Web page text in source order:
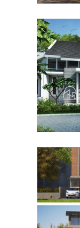
Desain
DESAIN
Desain
di
DESAIN